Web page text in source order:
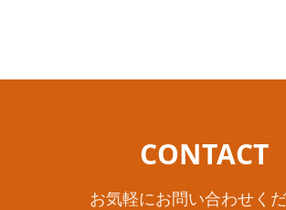
CONTACT
お気軽にお問い合わせく